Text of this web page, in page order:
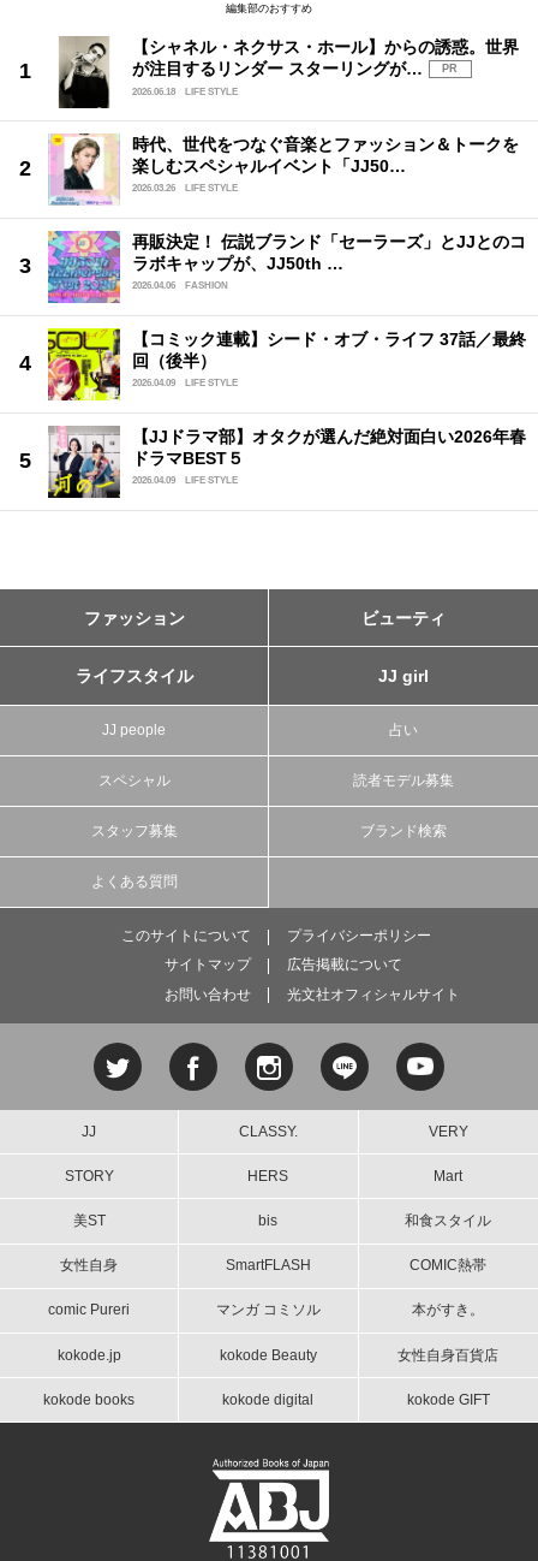
編集部のおすすめ
【シャネル・ネクサス・ホール】からの誘惑。世界
が注目するリンダー スターリングが…
PR
2026.06.18
LIFE STYLE
時代、世代をつなぐ音楽とファッション＆トークを
楽しむスペシャルイベント「JJ50…
2026.03.26 LIFE STYLE
再販決定！ 伝説ブランド「セーラーズ」とJJとのコ
ラボキャップが、JJ50th …
2026.04.06 FASHION
【コミック連載】シード・オブ・ライフ 37話／最終
回（後半）
2026.04.09 LIFE STYLE
【JJドラマ部】オタクが選んだ絶対面白い2026年春
ドラマBEST５
2026.04.09 LIFE STYLE
ファッション ビューティ
ライフスタイル JJ girl
JJ people 占い
スペシャル 読者モデル募集
スタッフ募集 ブランド検索
よくある質問
このサイトについて
プライバシーポリシー
サイトマップ
広告掲載について
お問い合わせ
光文社オフィシャルサイト
JJ CLASSY. VERY
STORY HERS Mart
美ST bis 和食スタイル
女性自身 SmartFLASH COMIC熱帯
comic Pureri マンガ コミソル 本がすき。
kokode.jp kokode Beauty 女性自身百貨店
kokode books kokode digital kokode GIFT